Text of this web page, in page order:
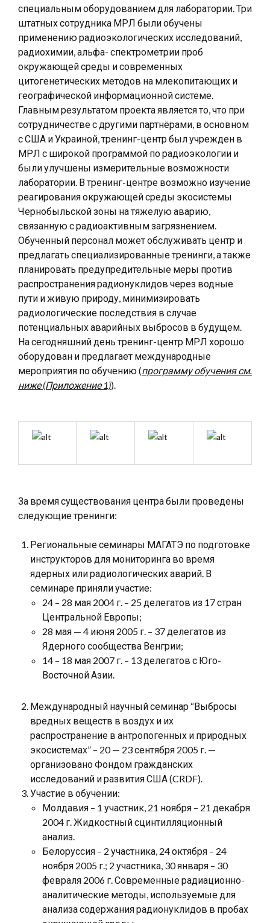
специальным оборудованием для лаборатории. Три
штатных сотрудника МРЛ были обучены
применению радиоэкологических исследований,
радиохимии, альфа- спектрометрии проб
окружающей среды и современных
цитогенетических методов на млекопитающих и
географической информационной системе.
Главным результатом проекта является то, что при
сотрудничестве с другими партнёрами, в основном
с США и Украиной, тренинг-центр был учрежден в
МРЛ с широкой программой по радиоэкологии и
были улучшены измерительные возможности
лаборатории. В тренинг-центре возможно изучение
реагирования окружающей среды экосистемы
Чернобыльской зоны на тяжелую аварию,
связанную с радиоактивным загрязнением.
Обученный персонал может обслуживать центр и
предлагать специализированные тренинги, а также
планировать предупредительные меры против
распространения радионуклидов через водные
пути и живую природу, минимизировать
радиологические последствия в случае
потенциальных аварийных выбросов в будущем.
На сегодняшний день тренинг-центр МРЛ хорошо
оборудован и предлагает международные
мероприятия по обучению (программу обучения см.
ниже (Приложение 1)).
За время существования центра были проведены
следующие тренинги:
Региональные семинары МАГАТЭ по подготовке
инструкторов для мониторинга во время
ядерных или радиологических аварий. В
семинаре приняли участие:
24 – 28 мая 2004 г. – 25 делегатов из 17 стран
Центральной Европы;
28 мая — 4 июня 2005 г. – 37 делегатов из
Ядерного сообщества Венгрии;
14 – 18 мая 2007 г. – 13 делегатов с Юго-
Восточной Азии.
Международный научный семинар “Выбросы
вредных веществ в воздух и их
распространение в антропогенных и природных
экосистемах” – 20 — 23 сентября 2005 г. —
организовано Фондом гражданских
исследований и развития США (CRDF).
Участие в обучении:
Молдавия – 1 участник, 21 ноября – 21 декабря
2004 г. Жидкостный сцинтилляционный
анализ.
Белоруссия – 2 участника, 24 октября – 24
ноября 2005 г.; 2 участника, 30 января – 30
февраля 2006 г. Современные радиационно-
аналитические методы, используемые для
анализа содержания радионуклидов в пробах